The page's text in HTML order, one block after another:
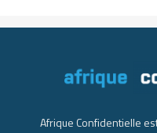
Afrique Confidentielle